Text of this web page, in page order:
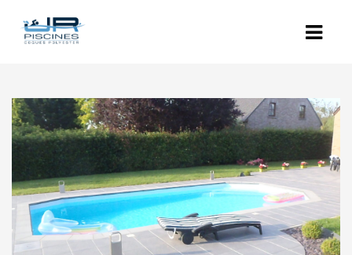
ACCUEIL
L’ENTREPRISE
NOS PISCINES
POLYESTER
COQUES POLYESTER : LES MODÈLES